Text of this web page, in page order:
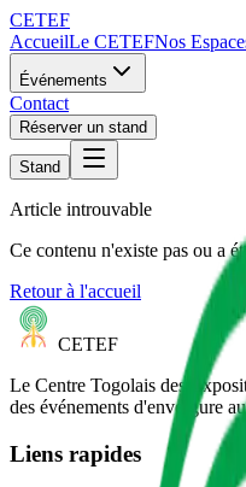
CETEF
AccueilLe CETEFNos
Événements
Contact
Réserver un stand
Stand
Article introuvable
Ce contenu n'existe pas ou a
Retour à l'accueil
CETEF
Le Centre Togolais des
des événements d'envergure
Liens rapides